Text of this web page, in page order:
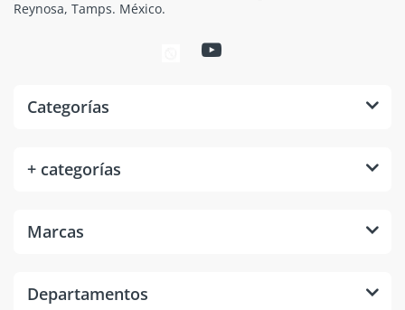
Reynosa, Tamps. México.
Categorías
+ categorías
Marcas
Departamentos